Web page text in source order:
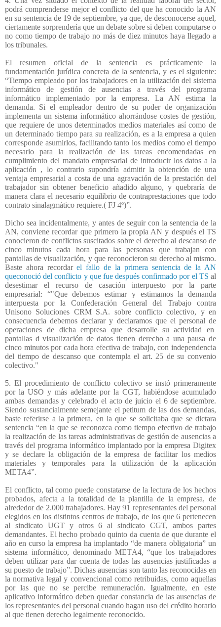
podrá comprenderse mejor el conflicto del que ha conocido la AN
en su sentencia de 19 de septiembre, ya que, de desconocerse aquel,
ciertamente sorprendería que un debate sobre si deben computarse o
no como tiempo de trabajo no más de diez minutos haya llegado a
los tribunales.
El resumen oficial de la sentencia es prácticamente la
fundamentación jurídica concreta de la sentencia, y es el siguiente:
“Tiempo empleado por los trabajadores en la utilización del sistema
informático de gestión de ausencias a través del programa
informático implementado por la empresa. La AN estima la
demanda. Si el empleador dentro de su poder de organización
implementa un sistema informático ahorrándose costes de gestión,
que requiere de unos determinados medios materiales así como de
un determinado tiempo para su realización, es a la empresa a quien
corresponde asumirlos, facilitando tanto los medios como el tiempo
necesario para la realización de las tareas encomendadas en
cumplimiento del mandato empresarial de introducir los datos a la
aplicación , lo contrario supondría admitir la obtención de una
ventaja empresarial a costa de una agravación de la prestación del
trabajador sin obtener beneficio añadido alguno, y quebraría de
manera clara el necesario equilibrio de contraprestaciones que todo
contrato sinalagmático requiere.( FJ 4º)”.
Dicho sea incidentalmente, y antes de seguir con la sentencia de la
AN, conviene recordar que primero la propia AN y después el TS
conocieron de conflictos suscitados sobre el derecho al descanso de
cinco minutos cada hora para las personas que trabajan con
pantallas de visualización, y que reconocieron su derecho al mismo.
Baste ahora recordarel fallo de la primera sentencia de la AN
queconoció del conflicto y que fue después confirmado por el TS al
desestimar el recurso de casación interpuesto por la parte
empresarial: “"Que debemos estimar y estimamos la demanda
interpuesta por la Confederación General del Trabajo contra
Unisono Soluciones CRM S.A. sobre conflicto colectivo, y en
consecuencia debemos declarar y declaramos que el personal de
operaciones de dicha empresa que desarrolle su actividad en
pantallas d visualización de datos tienen derecho a una pausa de
cinco minutos por cada hora efectiva de trabajo, con independencia
del tiempo de descanso que contempla el art. 25 de su convenio
colectivo."
5. El procedimiento de conflicto colectivo se instó primeramente
por la USO y más adelante por la CGT, habiéndose acumulado
ambas demandas y celebrado el acto de juicio el 6 de septiembre.
Siendo sustancialmente semejante el petitum de las dos demandas,
baste referirse a la primera, en la que se solicitaba que se dictara
sentencia “en la que se reconozca como tiempo efectivo de trabajo
la realización de las tareas administrativas de gestión de ausencias a
través del programa informático implantado por la empresa Digitex
y se declare la obligación de la empresa de facilitar los medios
materiales y temporales para la utilización de la aplicación
META4”.
El conflicto, tal como puede constatarse de la lectura de los hechos
probados, afecta a la totalidad de la plantilla de la empresa, de
alrededor de 2.000 trabajadores. Hay 91 representantes del personal
elegidos en los distintos centros de trabajo, de los que 6 pertenecen
al sindicato UGT y otros 6 al sindicato CGT, ambos partes
demandantes. El hecho probado quinto da cuenta de que durante el
año en curso la empresa ha implantado “de manera obligatoria” un
sistema informático, denominado META4, “que los trabajadores
deben utilizar para dar cuenta de todas las ausencias justificadas a
su puesto de trabajo”. Dichas ausencias son tanto las reconocidas en
la normativa legal y convencional como retribuidas, como aquellas
por las que no se percibe remuneración. Igualmente, en este
aplicativo informático deben quedar constancia de las ausencias de
los representantes del personal cuando hagan uso del crédito horario
al que tienen derecho legalmente reconocido.